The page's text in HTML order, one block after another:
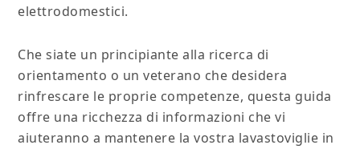
elettrodomestici.
Che siate un principiante alla ricerca di
orientamento o un veterano che desidera
rinfrescare le proprie competenze, questa guida
offre una ricchezza di informazioni che vi
aiuteranno a mantenere la vostra lavastoviglie in